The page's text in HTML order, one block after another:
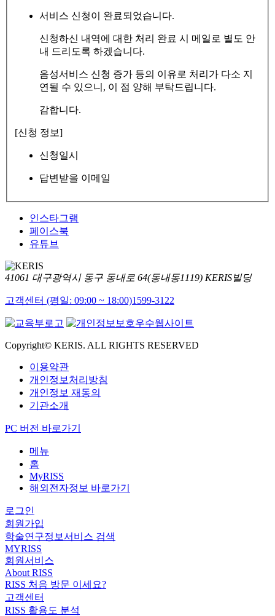
서비스 신청이 완료되었습니다.
신청하신 내역에 대한 처리 완료 시 메일로 별도 안
내 드리도록 하겠습니다.
음성서비스 신청 증가 등의 이유로 처리가 다소 지
연될 수 있으니, 이 점 양해 부탁드립니다.
감합니다.
[신청 정보]
신청일시
답변받을 이메일
인스타그램
페이스북
유튜브
41061 대구광역시 동구 동내로 64(동내동1119) KERIS빌딩
고객센터 (평일: 09:00 ~ 18:00)1599-3122
Copyright© KERIS. ALL RIGHTS RESERVED
이용약관
개인정보처리방침
개인정보 재동의
기관소개
PC 버전 바로가기
메뉴
홈
MyRISS
해외전자정보 바로가기
로그인
회원가입
학술연구정보서비스 검색
MYRISS
회원서비스
About RISS
RISS 처음 방문 이세요?
고객센터
RISS 활용도 분석